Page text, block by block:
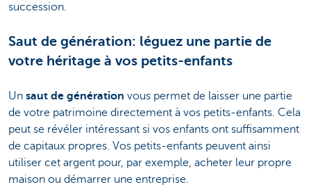
succession.
Saut de génération: léguez une partie de
votre héritage à vos petits-enfants
Un saut de génération vous permet de laisser une partie
de votre patrimoine directement à vos petits-enfants. Cela
peut se révéler intéressant si vos enfants ont suffisamment
de capitaux propres. Vos petits-enfants peuvent ainsi
utiliser cet argent pour, par exemple, acheter leur propre
maison ou démarrer une entreprise.